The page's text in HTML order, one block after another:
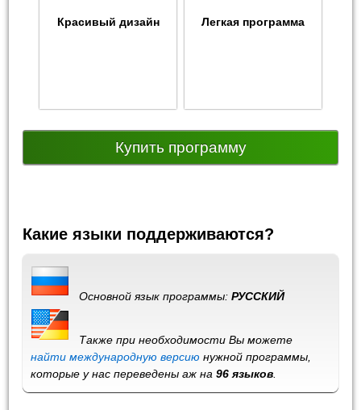
Красивый дизайн Легкая программа
Купить программу
Какие языки поддерживаются?
Основной язык программы:РУССКИЙ
Также при необходимости Вы можете
найти международную версию нужной программы,
которые у нас переведены аж на96 языков